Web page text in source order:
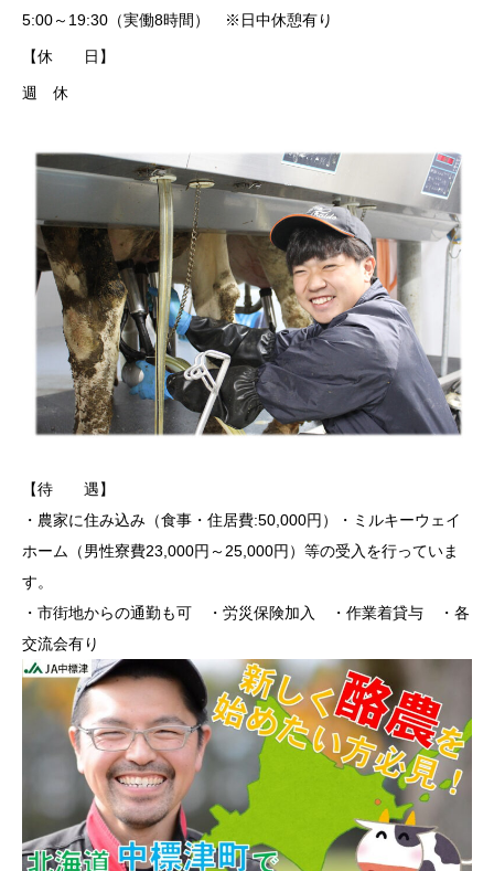
5:00～19:30（実働8時間） ※日中休憩有り
【休 日】
週 休
【待 遇】
・農家に住み込み（食事・住居費:50,000円）・ミルキーウェイ
ホーム（男性寮費23,000円～25,000円）等の受入を行っていま
す。
・市街地からの通勤も可 ・労災保険加入 ・作業着貸与 ・各
交流会有り